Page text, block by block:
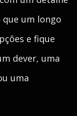
um longo
e fique
dever, uma
uma